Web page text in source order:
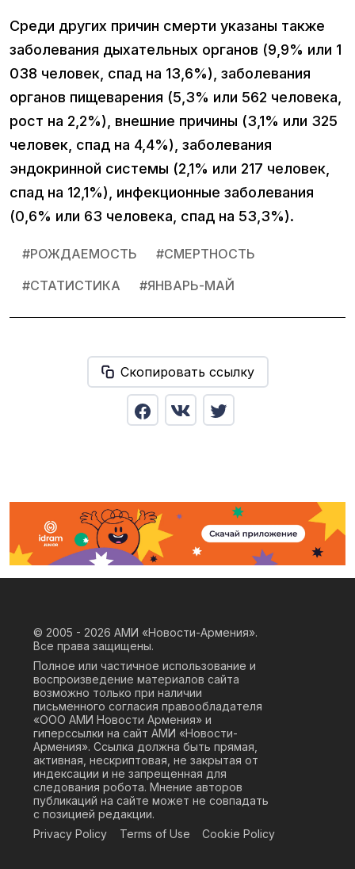
Среди других причин смерти указаны также
заболевания дыхательных органов (9,9% или 1
038 человек, спад на 13,6%), заболевания
органов пищеварения (5,3% или 562 человека,
рост на 2,2%), внешние причины (3,1% или 325
человек, спад на 4,4%), заболевания
эндокринной системы (2,1% или 217 человек,
спад на 12,1%), инфекционные заболевания
(0,6% или 63 человека, спад на 53,3%).
#РОЖДАЕМОСТЬ #СМЕРТНОСТЬ
#СТАТИСТИКА #ЯНВАРЬ-МАЙ
Скопировать ссылку
© 2005 - 2026 АМИ «Новости-Армения».
Все права защищены.
Полное или частичное использование и
воспроизведение материалов сайта
возможно только при наличии
письменного согласия правообладателя
«ООО АМИ Новости Армения» и
гиперссылки на сайт АМИ «Новости-
Армения». Ссылка должна быть прямая,
активная, нескриптовая, не закрытая от
индексации и не запрещенная для
следования робота. Мнение авторов
публикаций на сайте может не совпадать
с позицией редакции.
Privacy Policy
Terms of Use Cookie Policy